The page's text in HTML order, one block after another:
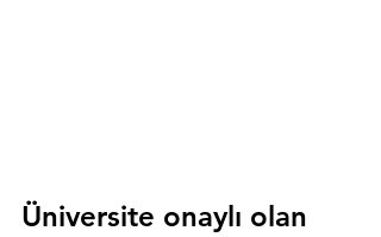
Üniversite onaylı olan